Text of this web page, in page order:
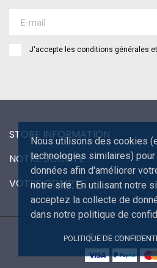
Nous utilisons des cookies
technologies similaires)
données afin d'améliorer
notre site. En utilisant notre
acceptez la collecte de
dans notre politique de
POLITIQUE DE
J'accepte les conditions générales
STORE INFORMATION
NOTRE SOCIÉTÉ
VOTRE COMPTE
© 2026 -